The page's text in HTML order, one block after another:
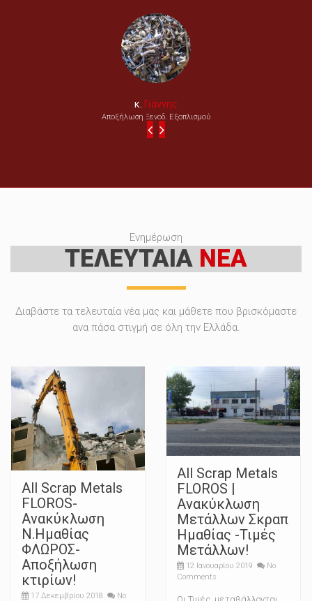
κ. Γιάννης
Αποξήλωση Ξενοδ. Εξοπλισμού
Ενημέρωση
ΤΕΛΕΥΤΑΙΑ ΝΕΑ
Διαβάστε τα τελευταία νέα μας και μάθετε που βρισκόμαστε
ανα πάσα στιγμή σε όλη την Ελλάδα.
All Scrap Metals
FLOROS-
Ανακύκλωση
Ν.Ημαθίας
ΦΛΩΡΟΣ-
Αποξήλωση
κτιρίων!
17 Δεκεμβρίου 2018 No
All Scrap Metals
FLOROS |
Ανακύκλωση
Μετάλλων Σκραπ
Ημαθίας -Τιμές
Μετάλλων!
12 Ιανουαρίου 2019
No
Comments